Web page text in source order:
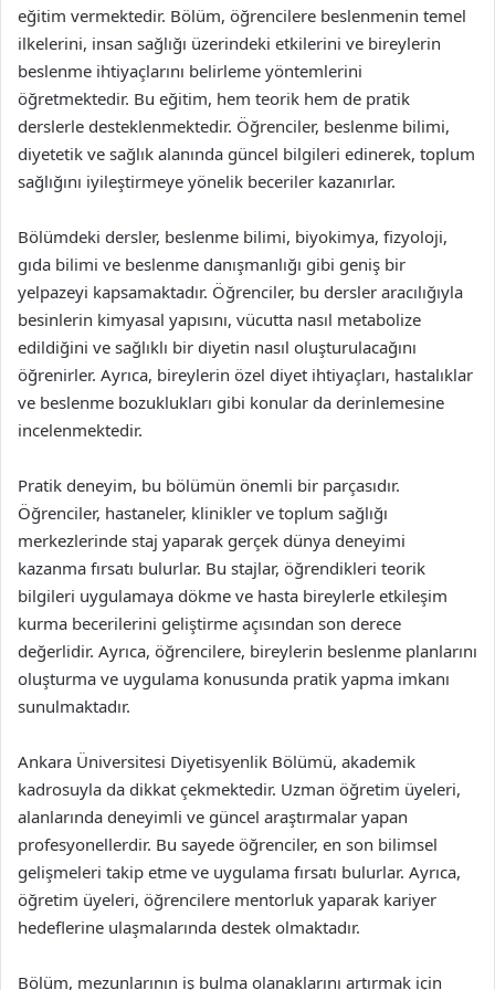
eğitim vermektedir. Bölüm, öğrencilere beslenmenin temel
ilkelerini, insan sağlığı üzerindeki etkilerini ve bireylerin
beslenme ihtiyaçlarını belirleme yöntemlerini
öğretmektedir. Bu eğitim, hem teorik hem de pratik
derslerle desteklenmektedir. Öğrenciler, beslenme bilimi,
diyetetik ve sağlık alanında güncel bilgileri edinerek, toplum
sağlığını iyileştirmeye yönelik beceriler kazanırlar.
Bölümdeki dersler, beslenme bilimi, biyokimya, fizyoloji,
gıda bilimi ve beslenme danışmanlığı gibi geniş bir
yelpazeyi kapsamaktadır. Öğrenciler, bu dersler aracılığıyla
besinlerin kimyasal yapısını, vücutta nasıl metabolize
edildiğini ve sağlıklı bir diyetin nasıl oluşturulacağını
öğrenirler. Ayrıca, bireylerin özel diyet ihtiyaçları, hastalıklar
ve beslenme bozuklukları gibi konular da derinlemesine
incelenmektedir.
Pratik deneyim, bu bölümün önemli bir parçasıdır.
Öğrenciler, hastaneler, klinikler ve toplum sağlığı
merkezlerinde staj yaparak gerçek dünya deneyimi
kazanma fırsatı bulurlar. Bu stajlar, öğrendikleri teorik
bilgileri uygulamaya dökme ve hasta bireylerle etkileşim
kurma becerilerini geliştirme açısından son derece
değerlidir. Ayrıca, öğrencilere, bireylerin beslenme planlarını
oluşturma ve uygulama konusunda pratik yapma imkanı
sunulmaktadır.
Ankara Üniversitesi Diyetisyenlik Bölümü, akademik
kadrosuyla da dikkat çekmektedir. Uzman öğretim üyeleri,
alanlarında deneyimli ve güncel araştırmalar yapan
profesyonellerdir. Bu sayede öğrenciler, en son bilimsel
gelişmeleri takip etme ve uygulama fırsatı bulurlar. Ayrıca,
öğretim üyeleri, öğrencilere mentorluk yaparak kariyer
hedeflerine ulaşmalarında destek olmaktadır.
Bölüm, mezunlarının iş bulma olanaklarını artırmak için